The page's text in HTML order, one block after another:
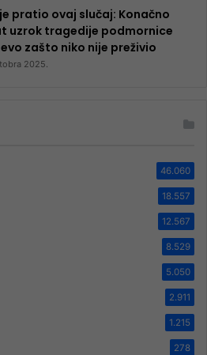
pratio ovaj slučaj: Konačno
uzrok tragedije podmornice
zašto niko nije preživio
2025.
46.060
18.557
12.567
8.529
5.050
2.911
1.215
278